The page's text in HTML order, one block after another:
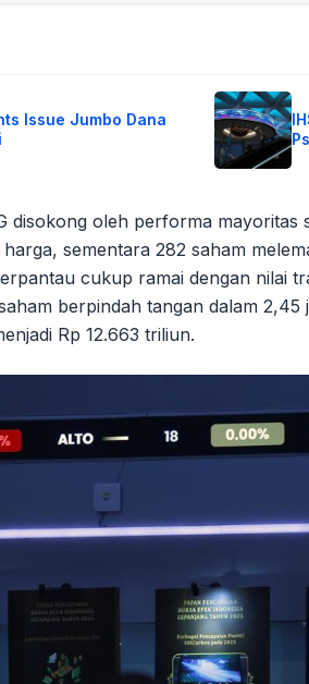
Issue Jumbo Dana
disokong oleh performa mayoritas
sementara 282 saham
cukup ramai dengan nilai
berpindah tangan dalam
Rp 12.663 triliun.